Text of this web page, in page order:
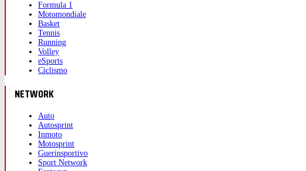
Formula 1
Motomondiale
Basket
Tennis
Running
Volley
eSports
Ciclismo
NETWORK
Auto
Autosprint
Inmoto
Motosprint
Guerinsportivo
Sport Network